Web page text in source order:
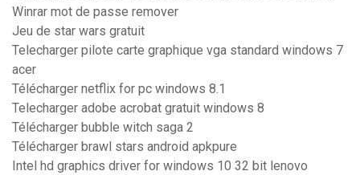
Winrar mot de passe remover
Jeu de star wars gratuit
Telecharger pilote carte graphique vga standard windows 7
acer
Télécharger netflix for pc windows 8.1
Telecharger adobe acrobat gratuit windows 8
Télécharger bubble witch saga 2
Télécharger brawl stars android apkpure
Intel hd graphics driver for windows 10 32 bit lenovo